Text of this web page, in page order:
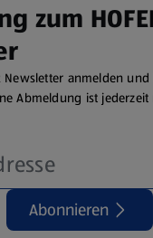
zum
Newsletter anmelden
Abmeldung ist
Abonnieren